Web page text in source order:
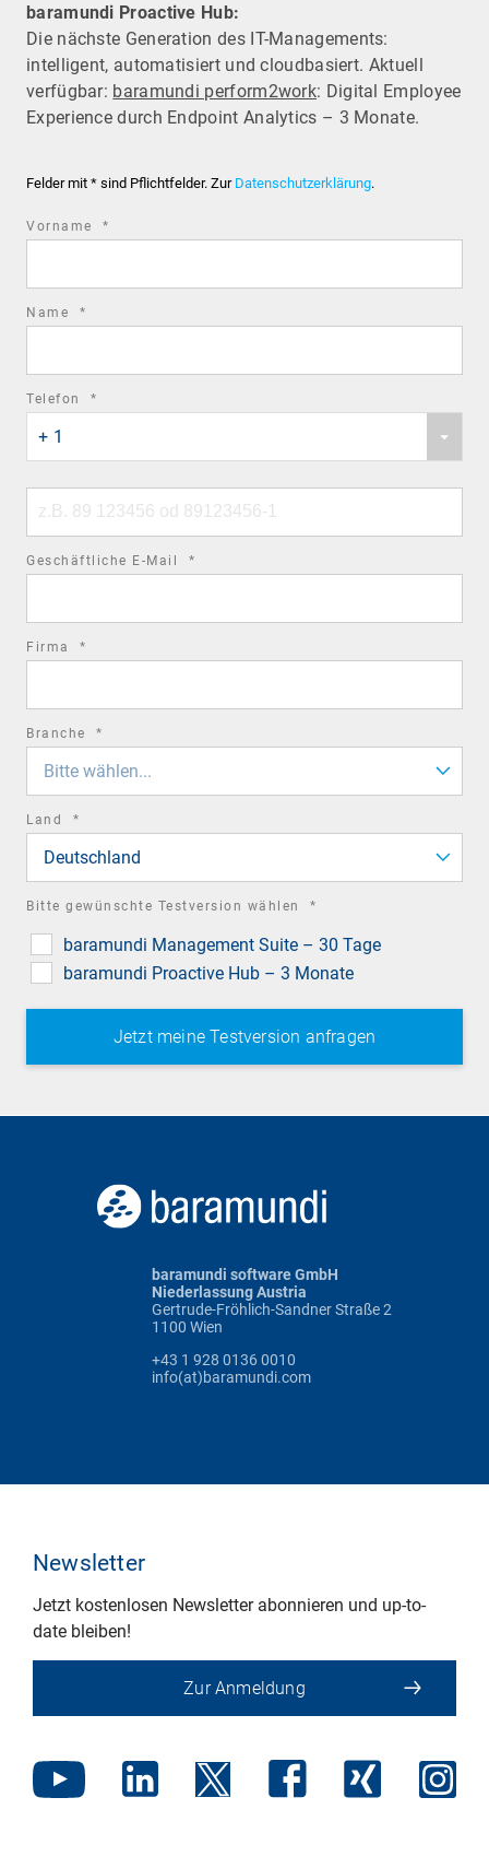
baramundi Proactive Hub:
Die nächste Generation des IT-Managements:
intelligent, automatisiert und cloudbasiert. Aktuell
verfügbar: baramundi perform2work: Digital Employee
Experience durch Endpoint Analytics – 3 Monate.
Felder mit * sind Pflichtfelder. Zur Datenschutzerklärung.
Vorname *
Name *
Telefon *
country
code
+ 1
number
Geschäftliche E-Mail *
Firma *
Branche *
Bitte wählen...
Land *
Deutschland
Bitte gewünschte Testversion wählen *
baramundi Management Suite – 30 Tage
baramundi Proactive Hub – 3 Monate
baramundi software GmbH
Niederlassung Austria
Gertrude-Fröhlich-Sandner Straße 2
1100 Wien
+43 1 928 0136 0010
info(at)baramundi.com
Newsletter
Jetzt kostenlosen Newsletter abonnieren und up-to-
date bleiben!
Zur Anmeldung